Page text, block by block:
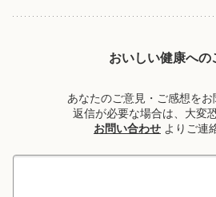
おいしい健康への
あなたのご意見・ご感想を
返信が必要な場合は、大変
お問い合わせ よりご連